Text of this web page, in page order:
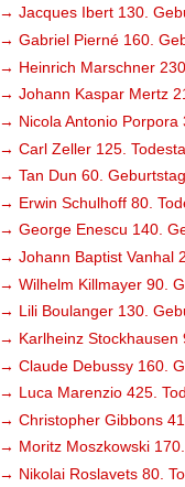
→ Jacques Ibert 130.
→ Gabriel Pierné 160.
→ Heinrich Marschner
→ Johann Kaspar Mertz
→ Nicola Antonio Porpora
→ Carl Zeller 125.
→ Tan Dun 60. Geburtstag
→ Erwin Schulhoff 80.
→ George Enescu 140.
→ Johann Baptist Vanhal
→ Wilhelm Killmayer 90.
→ Lili Boulanger 130.
→ Karlheinz Stockhausen
→ Claude Debussy 160.
→ Luca Marenzio 425.
→ Christopher Gibbons
→ Moritz Moszkowski
→ Nikolai Roslavets 80.